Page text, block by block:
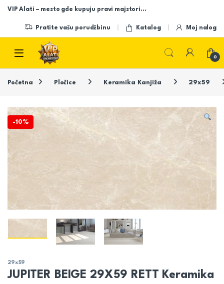
Skip to navigation
Skip to content
VIP Alati – mesto gde kupuju pravi majstori…
Pratite vašu porudžbinu Katalog Moj nalog
Open
0
Početna Pločice Keramika Kanjiža 29x59
-10%
29x59
JUPITER BEIGE 29X59 RETT Keramika